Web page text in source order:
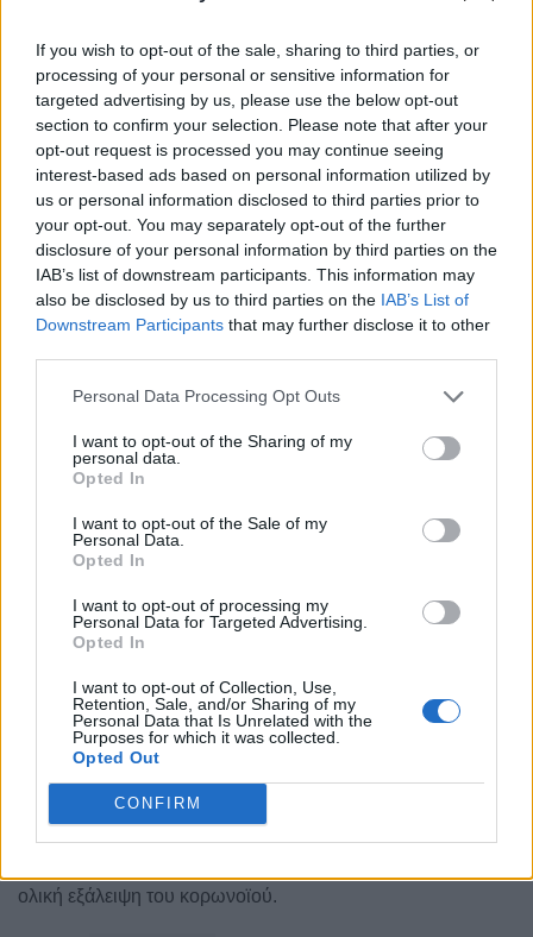
If you wish to opt-out of the sale, sharing to third parties, or
processing of your personal or sensitive information for
targeted advertising by us, please use the below opt-out
section to confirm your selection. Please note that after your
opt-out request is processed you may continue seeing
interest-based ads based on personal information utilized by
us or personal information disclosed to third parties prior to
your opt-out. You may separately opt-out of the further
disclosure of your personal information by third parties on the
IAB’s list of downstream participants. This information may
also be disclosed by us to third parties on the IAB’s List of
Downstream Participants that may further disclose it to other
Personal Data Processing Opt Outs
I want to opt-out of the Sharing of my
personal data.
Opted In
I want to opt-out of the Sale of my
Personal Data.
Opted In
I want to opt-out of processing my
Personal Data for Targeted Advertising.
Opted In
I want to opt-out of Collection, Use,
Retention, Sale, and/or Sharing of my
Personal Data that Is Unrelated with the
Purposes for which it was collected.
Opted Out
CONFIRM
Συγκεκριμένα, σήμερα 26 Απριλίου 2021 έχουμε 48 ενεργά
κρούσματα, εκ των οποίων τα 10 νοσηλεύονται και τα 38
βρίσκονται σε κατ’ οίκον περιορισμό.
Τις τελευταίες εβδομάδες με βάση την κατανομή των
περιστατικών διακρίνεται μια μικρή πτώση του αριθμού
κρουσμάτων στον Δήμο μας. Αυτό το αποτέλεσμα είναι
θετικό, όμως δεν πρέπει να επαναπαυόμαστε.
Από την πλευρά μας οι έλεγχοι θα συνεχιστούν με όσα
μέσα διαθέτουμε και θα βρισκόμαστε πάντα δίπλα σε κάθε
πολίτη που μας χρειάζεται.
όλα τα μέτρα ασφαλείας. Να συνεχίσουμε απρόσκοπτα την
χρήση της μάσκας, προφυλάσσοντας τους εαυτούς μας,
Κάποιοι από εμάς έχουν ήδη εμβολιαστεί, ευελπιστούμε
σε άμεσο χρονικό διάστημα.
Μέχρι την οριστική του λήξη, η χρήση των self tests και οι
έλεγχοι ταχείας ανίχνευσης αντιγόνου, είναι ενέργειες
απαραίτητες για τον περιορισμό της διασποράς.
ολική εξάλειψη του κορωνοϊού.